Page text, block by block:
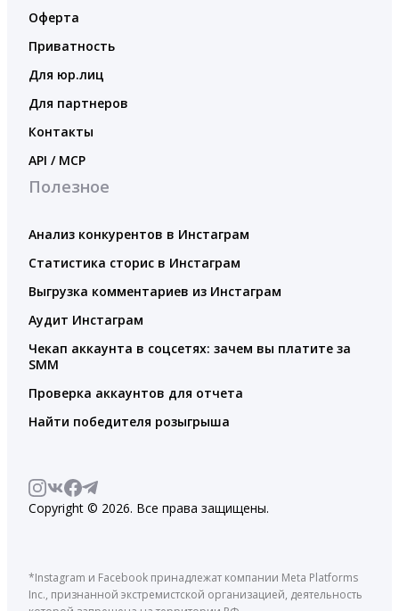
Оферта
Приватность
Для юр.лиц
Для партнеров
Контакты
API / MCP
Полезное
Анализ конкурентов в Инстаграм
Статистика сторис в Инстаграм
Выгрузка комментариев из Инстаграм
Аудит Инстаграм
Чекап аккаунта в соцсетях: зачем вы платите за
SMM
Проверка аккаунтов для отчета
Найти победителя розыгрыша
Copyright © 2026. Все права защищены.
*Instagram и Facebook принадлежат компании Meta Platforms
Inc., признанной экстремистской организацией, деятельность